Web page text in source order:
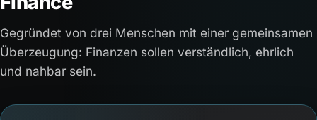
Gegründet von drei Menschen mit einer gemeinsamen
Überzeugung: Finanzen sollen verständlich, ehrlich
und nahbar sein.